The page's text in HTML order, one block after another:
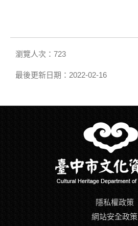
瀏覽人次：723
最後更新日期：2022-02-16
隱私權政策
網站安全政策